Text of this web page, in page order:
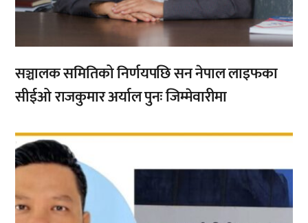
सञ्चालक समितिको निर्णयपछि सन नेपाल लाइफका
सीईओ राजकुमार अर्याल पुनः जिम्मेवारीमा
,